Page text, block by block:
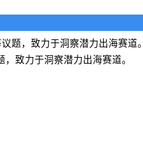
题，致力于洞察潜力出海赛道。
致力于洞察潜力出海赛道。